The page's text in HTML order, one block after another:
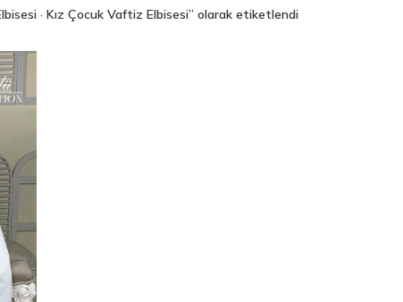
· Kız Çocuk Vaftiz Elbisesi” olarak etiketlendi